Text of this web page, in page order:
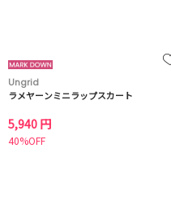
Ungrid
ラメヤーンミニラップスカート
5,940 円
40%OFF